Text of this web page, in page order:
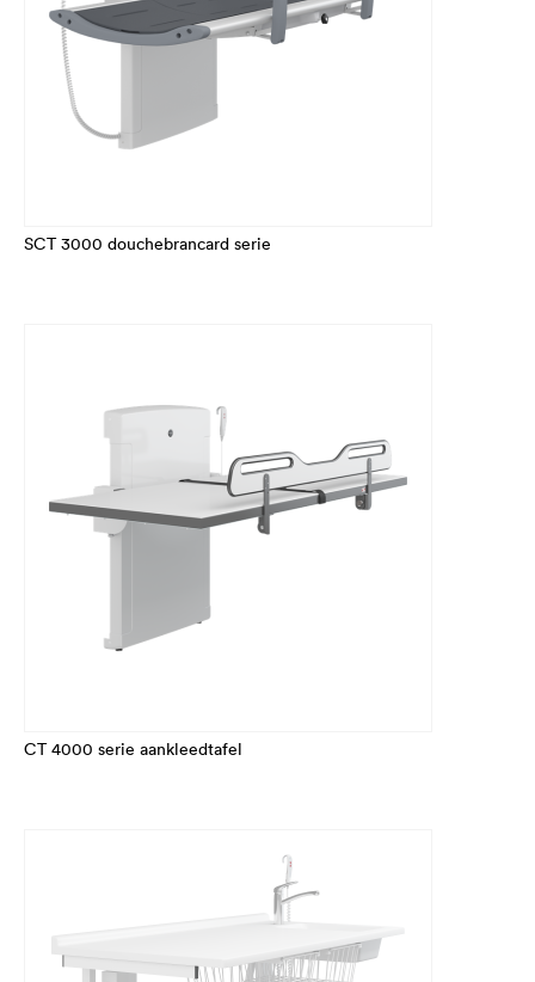
SCT 3000 douchebrancard serie
CT 4000 serie aankleedtafel